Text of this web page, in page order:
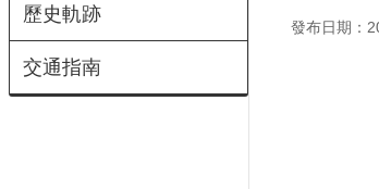
歷史軌跡
交通指南
發布日期：